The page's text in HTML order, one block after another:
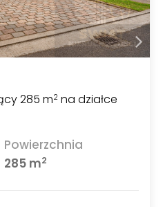
285 m2 na działce
Powierzchnia
285 m2